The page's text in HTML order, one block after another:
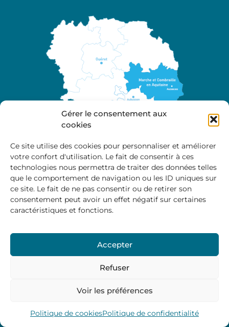
Gérer le consentement aux
cookies
Ce site utilise des cookies pour personnaliser et améliorer
votre confort d'utilisation. Le fait de consentir à ces
technologies nous permettra de traiter des données telles
que le comportement de navigation ou les ID uniques sur
ce site. Le fait de ne pas consentir ou de retirer son
consentement peut avoir un effet négatif sur certaines
caractéristiques et fonctions.
Accepter
Refuser
Voir les préférences
Politique de cookiesPolitique de confidentialité
A propos
Site officiel de la Communauté de Communes
Marche et Combraille en Aquitaine
Horaires d’ouverture :
9:00 – 12:00 / 14:00 – 17:00
Vendredi: 9:00 – 12:00
Mentions Légales–Politique des cookies
Marche et Combraille